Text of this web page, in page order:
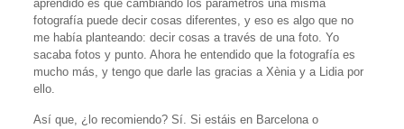
aprendido es que cambiando los parámetros una misma
fotografía puede decir cosas diferentes, y eso es algo que no
me había planteando: decir cosas a través de una foto. Yo
sacaba fotos y punto. Ahora he entendido que la fotografía es
mucho más, y tengo que darle las gracias a Xènia y a Lidia por
ello.
Así que, ¿lo recomiendo? Sí. Si estáis en Barcelona o